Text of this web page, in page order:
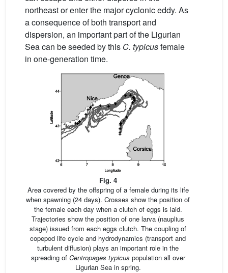
northeast or enter the major cyclonic eddy. As
a consequence of both transport and
dispersion, an important part of the Ligurian
Sea can be seeded by this C. typicusfemale
in one-generation time.
Fig. 4
Area covered by the offspring of a female during its life
when spawning (24 days). Crosses show the position of
the female each day when a clutch of eggs is laid.
Trajectories show the position of one larva (nauplius
stage) issued from each eggs clutch. The coupling of
copepod life cycle and hydrodynamics (transport and
turbulent diffusion) plays an important role in the
spreading of Centropages typicus population all over
Ligurian Sea in spring.